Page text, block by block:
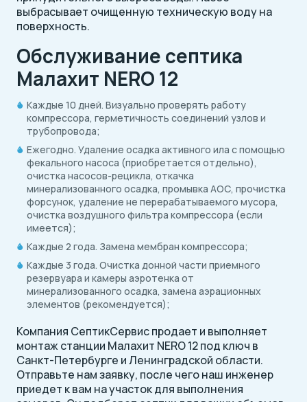
выбрасывает очищенную техническую воду на
поверхность.
Обслуживание септика
Малахит NERO 12
Каждые 10 дней. Визуально проверять работу
компрессора, герметичность соединений узлов и
трубопровода;
Ежегодно. Удаление осадка активного ила с помощью
фекального насоса (приобретается отдельно),
очистка насосов-рецикла, откачка
минерализованного осадка, промывка АОС, прочистка
форсунок, удаление не перерабатываемого мусора,
очистка воздушного фильтра компрессора (если
имеется);
Каждые 2 года. Замена мембран компрессора;
Каждые 3 года. Очистка донной части приемного
резервуара и камеры аэротенка от
минерализованного осадка, замена аэрационных
элементов (рекомендуется);
Компания СептикСервис продает и выполняет
монтаж станции Малахит NERO 12 под ключ в
Санкт-Петербурге и Ленинградской области.
Отправьте нам заявку, после чего наш инженер
приедет к вам на участок для выполнения